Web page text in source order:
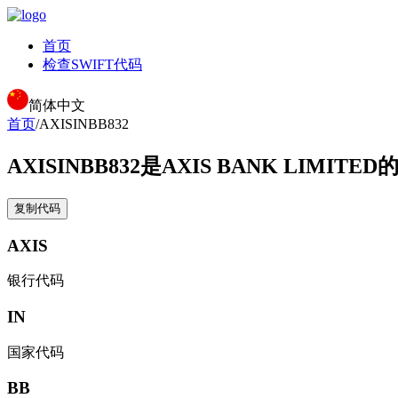
首页
检查SWIFT代码
简体中文
首页/AXISINBB832
AXISINBB832是AXIS BANK LIMITED
复制代码
AXIS
银行代码
IN
国家代码
BB